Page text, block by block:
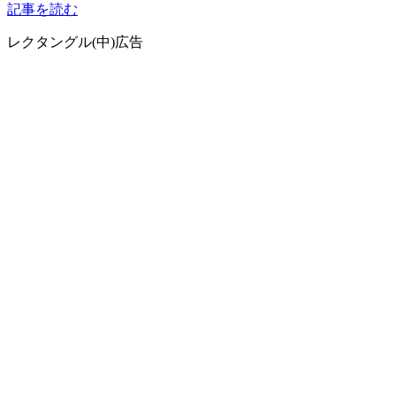
記事を読む
レクタングル(中)広告